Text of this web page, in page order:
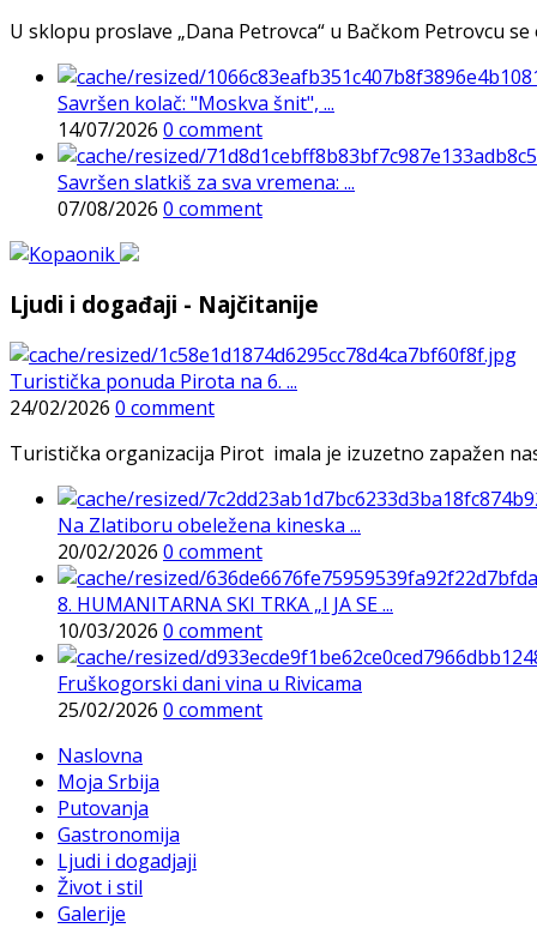
U sklopu proslave „Dana Petrovca“ u Bačkom Petrovcu
Savršen kolač: "Moskva šnit", ...
14/07/2026 0 comment
Savršen slatkiš za sva vremena: ...
07/08/2026 0 comment
Ljudi i događaji - Najčitanije
Turistička ponuda Pirota na 6. ...
24/02/2026 0 comment
Turistička organizacija Pirot imala je izuzetno zapažen
Na Zlatiboru obeležena kineska ...
20/02/2026 0 comment
8. HUMANITARNA SKI TRKA „I JA SE ...
10/03/2026 0 comment
Fruškogorski dani vina u Rivicama
25/02/2026 0 comment
Naslovna
Moja Srbija
Putovanja
Gastronomija
Ljudi i dogadjaji
Život i stil
Galerije